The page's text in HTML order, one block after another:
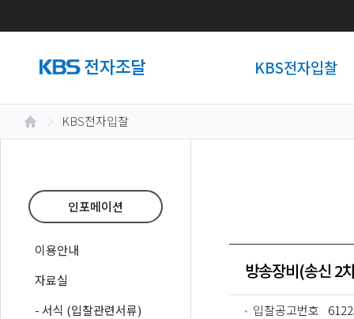
KBS전자입찰
KBS전자입찰
인포메이션
이용안내
자료실
- 서식 (입찰관련서류)
방송장비(송신 2
입찰공고번호